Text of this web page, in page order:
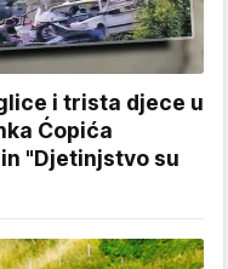
i trista djece u
Ćopića
"Djetinjstvo su